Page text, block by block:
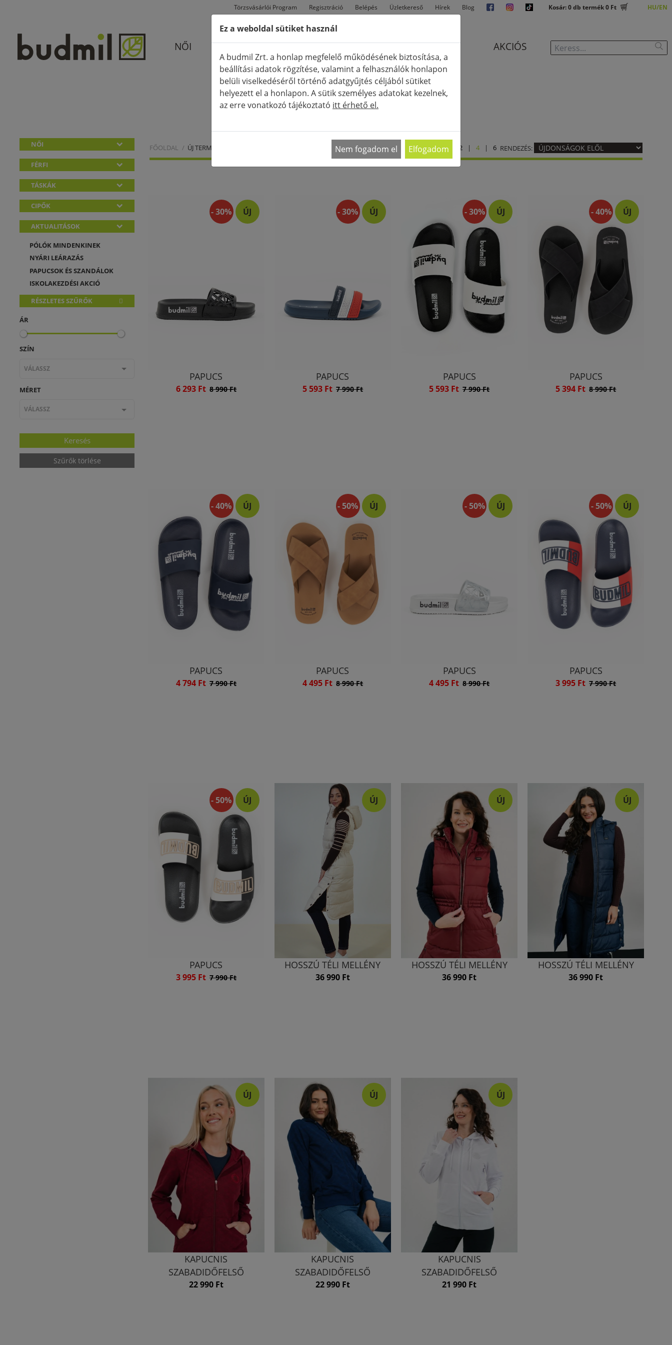
Törzsvásárlói Program Regisztráció Belépés Üzletkereső Hírek Blog Kosár:0db termék0 Ft HU EN
NŐI FÉRFI TÁSKÁK CIPŐK ÚJ AKCIÓS
NŐI
FÉRFI
TÁSKÁK
CIPŐK
AKTUALITÁSOK
PÓLÓK MINDENKINEK
NYÁRI LEÁRAZÁS
PAPUCSOK ÉS SZANDÁLOK
ISKOLAKEZDÉSI AKCIÓ
RÉSZLETES SZŰRŐK
ÁR
SZÍN
VÁLASSZ
MÉRET
VÁLASSZ
Szűrők törlése
FŐOLDAL ÚJ TERMÉKEK MEGJELENÍTÉS: 2 | 4 | 6 RENDEZÉS:
- 30% ÚJ
PAPUCS
6 293 Ft 8 990 Ft
- 30% ÚJ
PAPUCS
5 593 Ft 7 990 Ft
- 30% ÚJ
PAPUCS
5 593 Ft 7 990 Ft
- 40% ÚJ
PAPUCS
5 394 Ft 8 990 Ft
- 40% ÚJ
PAPUCS
4 794 Ft 7 990 Ft
- 50% ÚJ
PAPUCS
4 495 Ft 8 990 Ft
- 50% ÚJ
PAPUCS
4 495 Ft 8 990 Ft
- 50% ÚJ
PAPUCS
3 995 Ft 7 990 Ft
- 50% ÚJ
PAPUCS
3 995 Ft 7 990 Ft
ÚJ
HOSSZÚ TÉLI MELLÉNY
36 990 Ft
ÚJ
HOSSZÚ TÉLI MELLÉNY
36 990 Ft
ÚJ
HOSSZÚ TÉLI MELLÉNY
36 990 Ft
ÚJ
KAPUCNIS
SZABADIDŐFELSŐ
22 990 Ft
ÚJ
KAPUCNIS
SZABADIDŐFELSŐ
22 990 Ft
ÚJ
KAPUCNIS
SZABADIDŐFELSŐ
21 990 Ft
Ez a weboldal sütiket használ
A budmil Zrt. a honlap megfelelő működésének biztosítása, a
beállítási adatok rögzítése, valamint a felhasználók honlapon
belüli viselkedéséről történő adatgyűjtés céljából sütiket
helyezett el a honlapon. A sütik személyes adatokat kezelnek,
az erre vonatkozó tájékoztató itt érhető el.
Nem fogadom el Elfogadom